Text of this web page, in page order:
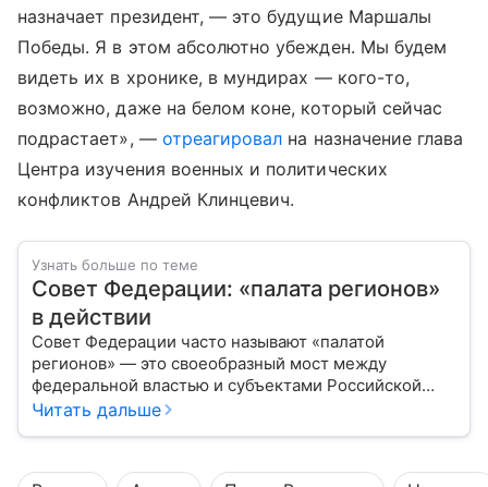
назначает президент, — это будущие Маршалы
Победы. Я в этом абсолютно убежден. Мы будем
видеть их в хронике, в мундирах — кого-то,
возможно, даже на белом коне, который сейчас
подрастает», — отреагировал на назначение глава
Центра изучения военных и политических
конфликтов Андрей Клинцевич.
Узнать больше по теме
Совет Федерации: «палата регионов»
в действии
Совет Федерации часто называют «палатой
регионов» — это своеобразный мост между
федеральной властью и субъектами Российской
Федерации. Если Государственная Дума выражает
масштабах всей страны.
Читать дальше